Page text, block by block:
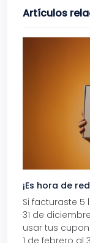
Artículos
¡Es hora de
Si facturaste 5
31 de
usar tus
1 de febrero al